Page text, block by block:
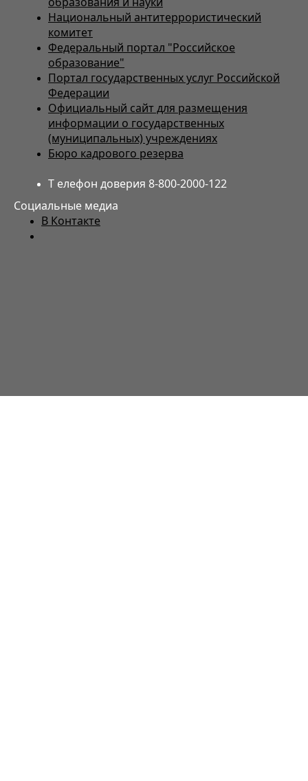
Национальный антитеррористический
комитет
Федеральный портал "Российское
образование"
Портал государственных услуг Российской
Федерации
Официальный сайт для размещения
информации о государственных
(муниципальных) учреждениях
Бюро кадрового резерва
Т елефон доверия 8-800-2000-122
Социальные медиа
В Контакте